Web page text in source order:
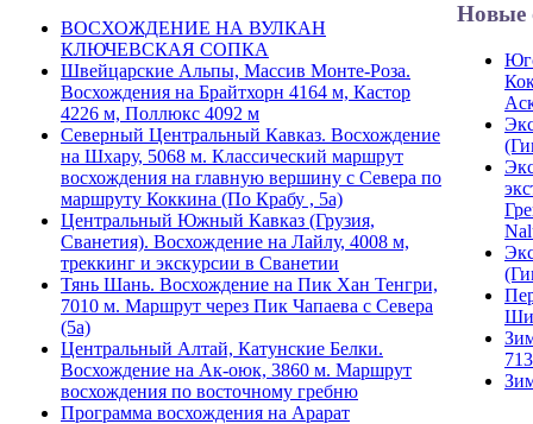
ВОСХОЖДЕНИЕ НА ВУЛКАН
КЛЮЧЕВСКАЯ СОПКА
Швейцарские Альпы, Массив Монте-Роза.
Восхождения на Брайтхорн 4164 м, Кастор
4226 м, Поллюкс 4092 м
Северный Центральный Кавказ. Восхождение
на Шхару, 5068 м. Классический маршрут
восхождения на главную вершину с Севера по
маршруту Коккина (По Крабу , 5а)
Центральный Южный Кавказ (Грузия,
Сванетия). Восхождение на Лайлу, 4008 м,
треккинг и экскурсии в Сванетии
Тянь Шань. Восхождение на Пик Хан Тенгри,
7010 м. Маршрут через Пик Чапаева с Севера
(5а)
Центральный Алтай, Катунские Белки.
Восхождение на Ак-оюк, 3860 м. Маршрут
восхождения по восточному гребню
Программа восхождения на Арарат
Новые